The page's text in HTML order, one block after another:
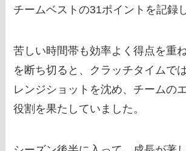
チームベストの31ポイントを記録
苦しい時間帯も効率よく得点を重
を断ち切ると、クラッチタイムで
レンジショットを沈め、チームの
役割を果たしていました。